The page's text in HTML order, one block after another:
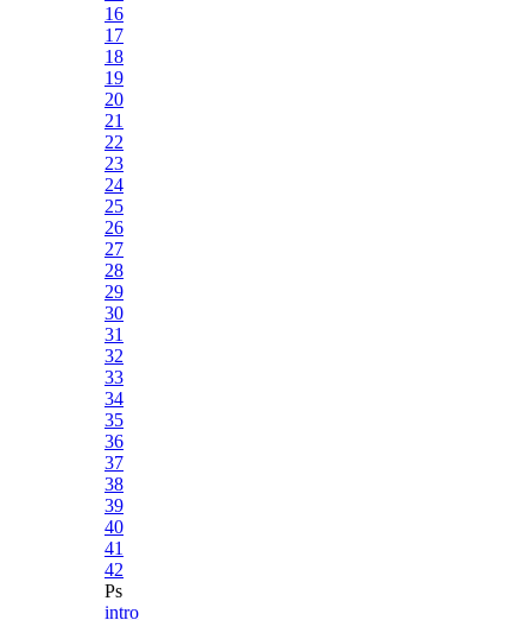
16
17
18
19
20
21
22
23
24
25
26
27
28
29
30
31
32
33
34
35
36
37
38
39
40
41
42
Ps
intro